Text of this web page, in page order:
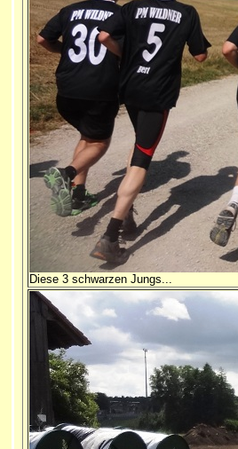
Diese 3 schwarzen Jungs...